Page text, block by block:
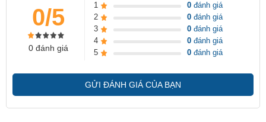
0/5
0 đánh giá
1 0 đánh giá
2
0 đánh giá
3
0 đánh giá
4
0 đánh giá
5
0 đánh giá
GỬI ĐÁNH GIÁ CỦA BẠN